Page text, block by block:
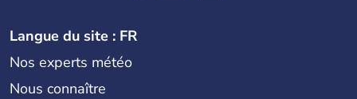
Langue du site : FR
Nos experts météo
Nous connaître